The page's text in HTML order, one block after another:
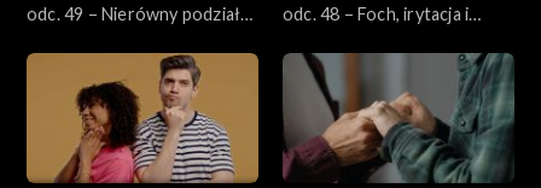
odc. 49 – Nierówny podział
– jak znaleźć równowagę?
odc. 48 – Foch, irytacja i
sobie z nimi radzić?